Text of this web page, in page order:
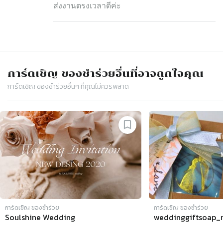
ส่งงานตรงเวลาดีค่ะ
การ์ดเชิญ​ ของชำร่วยอื่นที่อาจถูกใจคุณ
การ์ดเชิญ​ ของชำร่วยอื่นๆ ที่คุณไม่ควรพลาด
Slide 1 of 4
การ์ดเชิญ​ ของชำร่วย
Soulshine Wedding
การ์ดเชิญ​ ของชำร่วย